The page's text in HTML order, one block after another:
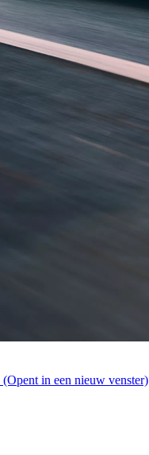
(Opent in een nieuw venster)